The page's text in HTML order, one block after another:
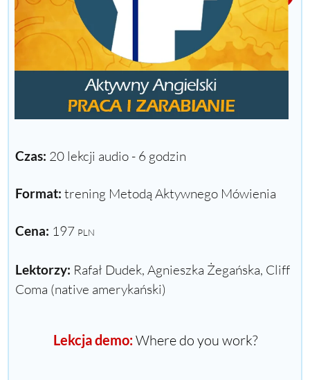
Czas: 20 lekcji audio - 6 godzin
Format: trening Metodą Aktywnego Mówienia
Cena: 197 PLN
Lektorzy: Rafał Dudek, Agnieszka Żegańska, Cliff
Coma (native amerykański)
Lekcja demo:Where do you work?